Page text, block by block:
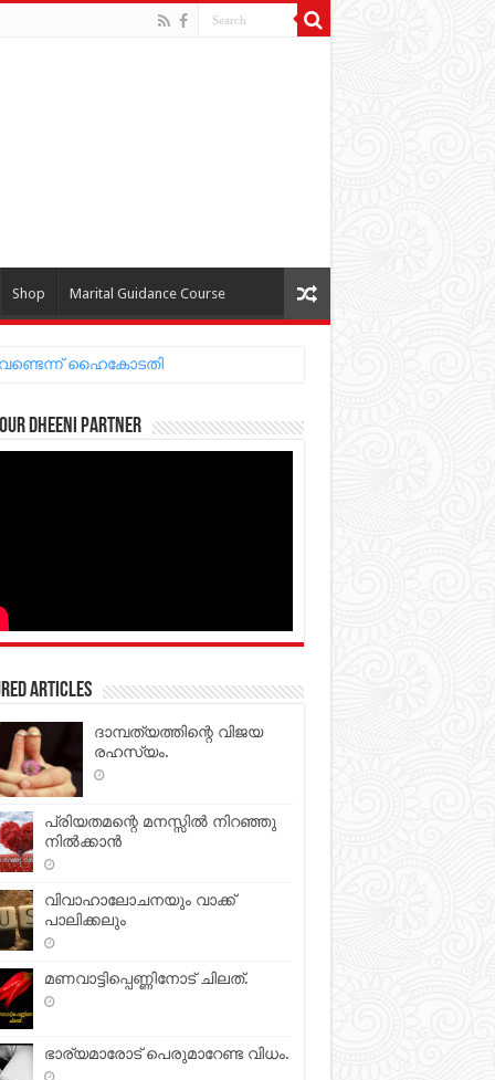
Shop Marital Guidance Course
ഹൈകോടതി
Dheeni Partner
Articles
ദാമ്പത്യത്തിന്റെ വിജയ
രഹസ്യം.
പ്രിയതമന്റെ മനസ്സില്‍ നിറഞ്ഞു
നില്‍ക്കാന്‍
വിവാഹാലോചനയും വാക്ക്
പാലിക്കലും
മണവാട്ടിപ്പെണ്ണിനോട് ചിലത്.
ഭാര്യമാരോട് പെരുമാറേണ്ട വിധം.